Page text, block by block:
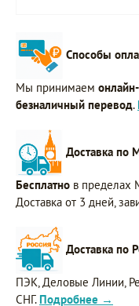
Способы
Мы принимаем
безналичный перевод.
Доставка по
Бесплатно в пределах
Доставка от 3 дней,
Доставка по
ПЭК, Деловые Линии,
СНГ. Подробнее →